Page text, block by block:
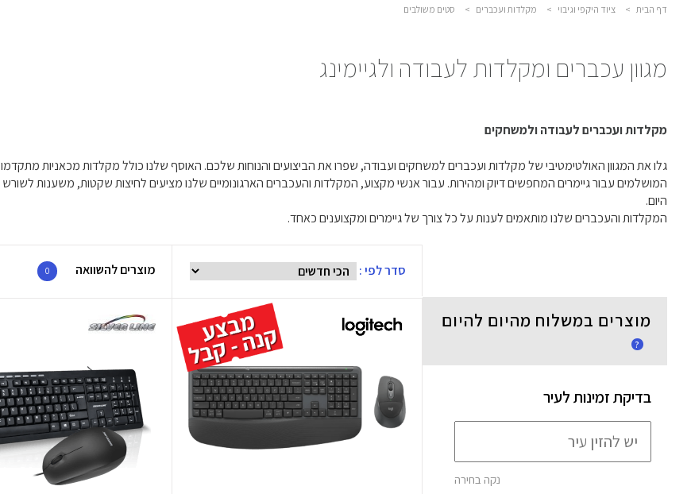
דף הבית > ציוד היקפי וגיבוי > מקלדות ועכברים > סטים משולבים
מגוון עכברים ומקלדות לעבודה ולגיימינג
מקלדות ועכברים לעבודה ולמשחקים
היום.
המקלדות והעכברים שלנו מותאמים לענות על כל צורך של גיימרים ומקצוענים כאחד.
סדר לפי : מוצרים להשוואה 0
מוצרים במשלוח מהיום להיום
?
בדיקת זמינות לעיר
נקה בחירה